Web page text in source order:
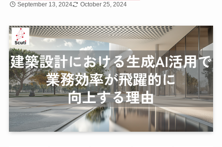
September 13, 2024 October 25, 2024